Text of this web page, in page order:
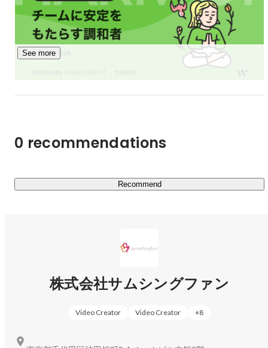
See more
0 recommendations
Recommend
株式会社サムシングファン
Video Creator Video Creator +8